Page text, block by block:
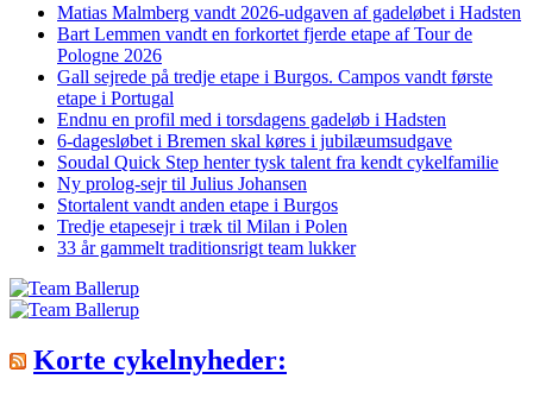
Matias Malmberg vandt 2026-udgaven af gadeløbet i Hadsten
Bart Lemmen vandt en forkortet fjerde etape af Tour de
Pologne 2026
Gall sejrede på tredje etape i Burgos. Campos vandt første
etape i Portugal
Endnu en profil med i torsdagens gadeløb i Hadsten
6-dagesløbet i Bremen skal køres i jubilæumsudgave
Soudal Quick Step henter tysk talent fra kendt cykelfamilie
Ny prolog-sejr til Julius Johansen
Stortalent vandt anden etape i Burgos
Tredje etapesejr i træk til Milan i Polen
33 år gammelt traditionsrigt team lukker
Korte cykelnyheder: